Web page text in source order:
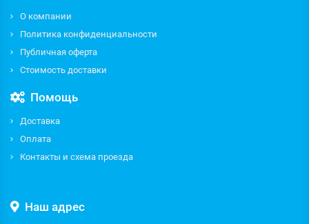
О компании
Политика конфиденциальности
Публичная оферта
Стоимость доставки
Помощь
Доставка
Оплата
Контакты и схема проезда
Наш адрес